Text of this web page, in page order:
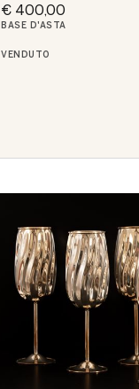
€ 400,00
BASE D'ASTA
VENDUTO